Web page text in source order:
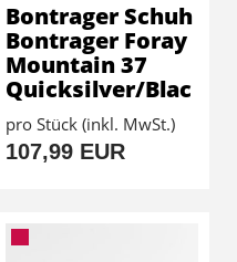
Bontrager Schuh
Bontrager Foray
Mountain 37
Quicksilver/Blac
pro Stück (inkl. MwSt.)
107,99 EUR